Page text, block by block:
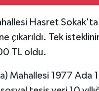
Hasret
çıkarıldı. Tek
TL oldu.
Mahallesi 1977 Ada